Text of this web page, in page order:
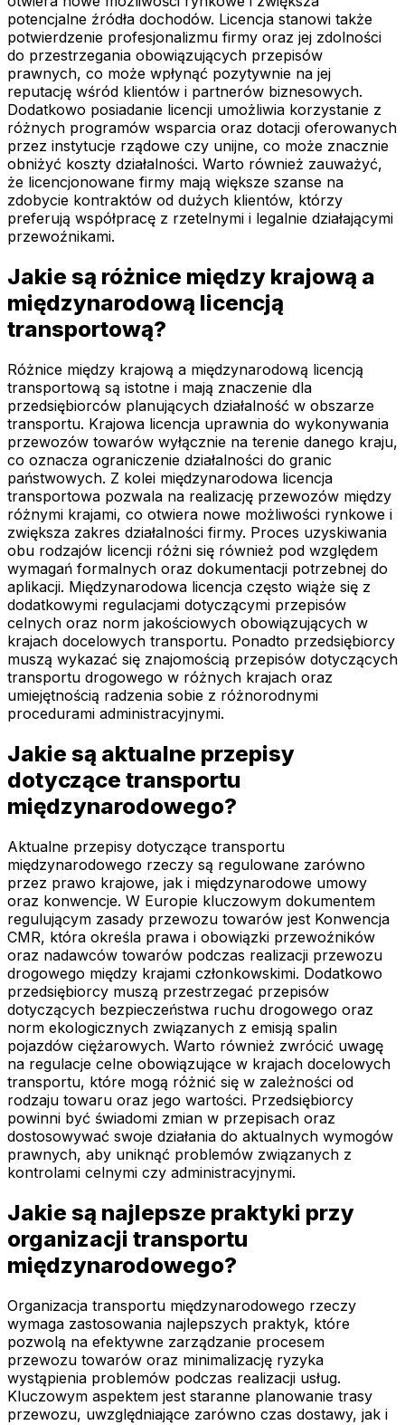
potencjalne źródła dochodów. Licencja stanowi także
potwierdzenie profesjonalizmu firmy oraz jej zdolności
do przestrzegania obowiązujących przepisów
prawnych, co może wpłynąć pozytywnie na jej
reputację wśród klientów i partnerów biznesowych.
Dodatkowo posiadanie licencji umożliwia korzystanie z
różnych programów wsparcia oraz dotacji oferowanych
przez instytucje rządowe czy unijne, co może znacznie
obniżyć koszty działalności. Warto również zauważyć,
że licencjonowane firmy mają większe szanse na
zdobycie kontraktów od dużych klientów, którzy
preferują współpracę z rzetelnymi i legalnie działającymi
przewoźnikami.
Jakie są różnice między krajową a
międzynarodową licencją
transportową?
Różnice między krajową a międzynarodową licencją
transportową są istotne i mają znaczenie dla
przedsiębiorców planujących działalność w obszarze
transportu. Krajowa licencja uprawnia do wykonywania
przewozów towarów wyłącznie na terenie danego kraju,
co oznacza ograniczenie działalności do granic
państwowych. Z kolei międzynarodowa licencja
transportowa pozwala na realizację przewozów między
różnymi krajami, co otwiera nowe możliwości rynkowe i
zwiększa zakres działalności firmy. Proces uzyskiwania
obu rodzajów licencji różni się również pod względem
wymagań formalnych oraz dokumentacji potrzebnej do
aplikacji. Międzynarodowa licencja często wiąże się z
dodatkowymi regulacjami dotyczącymi przepisów
celnych oraz norm jakościowych obowiązujących w
krajach docelowych transportu. Ponadto przedsiębiorcy
muszą wykazać się znajomością przepisów dotyczących
transportu drogowego w różnych krajach oraz
umiejętnością radzenia sobie z różnorodnymi
procedurami administracyjnymi.
Jakie są aktualne przepisy
dotyczące transportu
międzynarodowego?
Aktualne przepisy dotyczące transportu
międzynarodowego rzeczy są regulowane zarówno
przez prawo krajowe, jak i międzynarodowe umowy
oraz konwencje. W Europie kluczowym dokumentem
regulującym zasady przewozu towarów jest Konwencja
CMR, która określa prawa i obowiązki przewoźników
oraz nadawców towarów podczas realizacji przewozu
drogowego między krajami członkowskimi. Dodatkowo
przedsiębiorcy muszą przestrzegać przepisów
dotyczących bezpieczeństwa ruchu drogowego oraz
norm ekologicznych związanych z emisją spalin
pojazdów ciężarowych. Warto również zwrócić uwagę
na regulacje celne obowiązujące w krajach docelowych
transportu, które mogą różnić się w zależności od
rodzaju towaru oraz jego wartości. Przedsiębiorcy
powinni być świadomi zmian w przepisach oraz
dostosowywać swoje działania do aktualnych wymogów
prawnych, aby uniknąć problemów związanych z
kontrolami celnymi czy administracyjnymi.
Jakie są najlepsze praktyki przy
organizacji transportu
międzynarodowego?
Organizacja transportu międzynarodowego rzeczy
wymaga zastosowania najlepszych praktyk, które
pozwolą na efektywne zarządzanie procesem
przewozu towarów oraz minimalizację ryzyka
wystąpienia problemów podczas realizacji usług.
Kluczowym aspektem jest staranne planowanie trasy
przewozu, uwzględniające zarówno czas dostawy, jak i